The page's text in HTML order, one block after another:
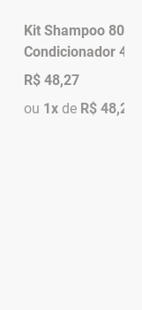
Kit Shampoo
Condicionador
Casa Hidratação
R$ 48,27
ou 1x de R$ 48,27